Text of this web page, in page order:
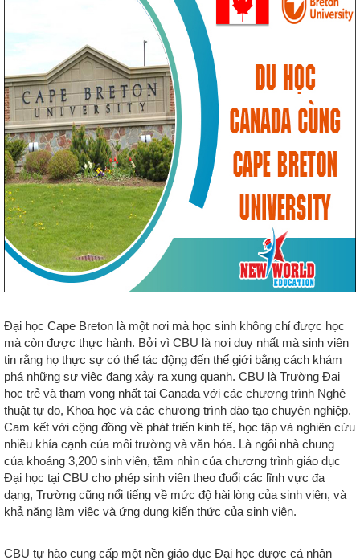
Đại học Cape Breton là một nơi mà học sinh không chỉ được học
mà còn được thực hành. Bởi vì CBU là nơi duy nhất mà sinh viên
tin rằng họ thực sự có thể tác động đến thế giới bằng cách khám
phá những sự việc đang xảy ra xung quanh. CBU là Trường Đại
học trẻ và tham vọng nhất tại Canada với các chương trình Nghệ
thuật tự do, Khoa học và các chương trình đào tạo chuyên nghiệp.
Cam kết với cộng đồng về phát triển kinh tế, học tập và nghiên cứu
nhiều khía cạnh của môi trường và văn hóa. Là ngôi nhà chung
của khoảng 3,200 sinh viên, tầm nhìn của chương trình giáo dục
Đại học tại CBU cho phép sinh viên theo đuổi các lĩnh vực đa
dạng, Trường cũng nổi tiếng về mức độ hài lòng của sinh viên, và
khả năng làm việc và ứng dụng kiến thức của sinh viên.
CBU tự hào cung cấp một nền giáo dục Đại học được cá nhân